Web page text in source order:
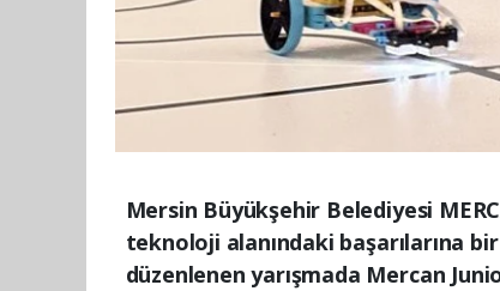
Mersin Büyükşehir Belediyesi
teknoloji alanındaki başarılarına
düzenlenen yarışmada Mercan